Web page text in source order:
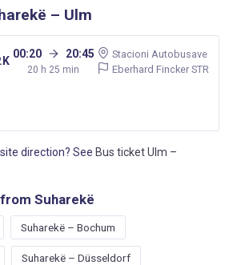
– Ulm
00:20 20:45
20 h 25 min
Stacioni Autobusave
Eberhard Fincker STR
direction? See Bus ticket Ulm –
Suharekë
Suharekë – Bochum
Suharekë – Düsseldorf